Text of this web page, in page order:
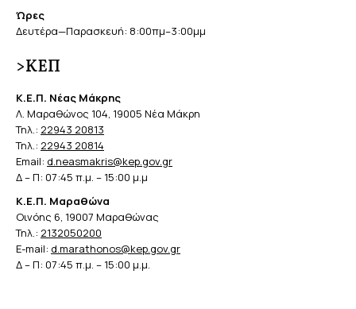
Ώρες
Δευτέρα—Παρασκευή: 8:00πμ–3:00μμ
>ΚΕΠ
Κ.Ε.Π. Νέας Μάκρης
Λ. Μαραθώνος 104, 19005 Νέα Μάκρη
Τηλ.: 22943 20813
Τηλ.: 22943 20814
Email: d.neasmakris@kep.gov.gr
Δ – Π: 07:45 π.μ. – 15:00 μ.μ
Κ.Ε.Π. Μαραθώνα
Οινόης 6, 19007 Μαραθώνας
Τηλ.: 2132050200
E-mail: d.marathonos@kep.gov.gr
Δ – Π: 07:45 π.μ. – 15:00 μ.μ.